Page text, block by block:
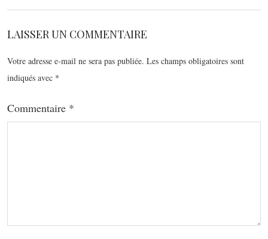
LAISSER UN COMMENTAIRE
Votre adresse e-mail ne sera pas publiée. Les champs obligatoires sont
indiqués avec *
Commentaire *